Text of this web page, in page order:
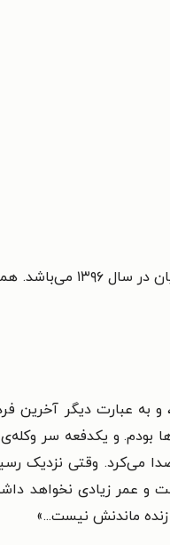
قدیمی‌ترین ترجمه مربوط به آقای
عبارت دیگر آخرین فرد
بودم. و یکدفعه سر
می‌کرد. وقتی نزدیک
و عمر زیادی نخواهد
ماندنش نیست...»